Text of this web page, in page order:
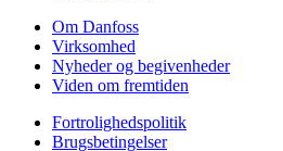
Om Danfoss
Virksomhed
Nyheder og begivenheder
Viden om fremtiden
Fortrolighedspolitik
Brugsbetingelser